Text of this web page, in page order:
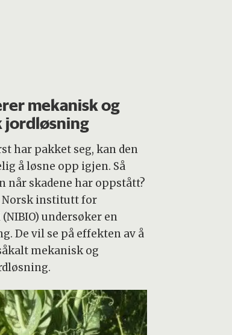
mekanisk og
jordløsning
har pakket seg, kan den
å løsne opp igjen. Så
når skadene har oppstått?
Norsk institutt for
undersøker en
De vil se på effekten av å
mekanisk og